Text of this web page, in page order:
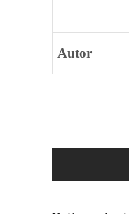
Autor